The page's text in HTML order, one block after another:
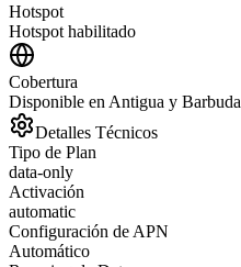
Hotspot
Hotspot habilitado
Cobertura
Disponible en Antigua y Barbuda
Detalles Técnicos
Tipo de Plan
data-only
Activación
automatic
Configuración de APN
Automático